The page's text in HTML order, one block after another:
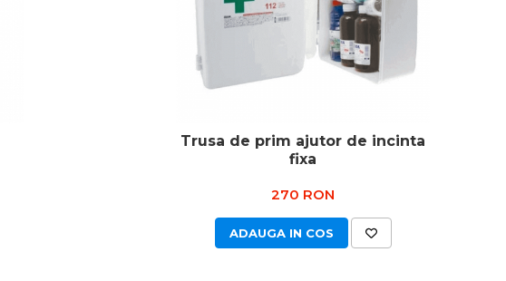
Trusa de prim ajutor de incinta
fixa
270 RON
ADAUGA IN COS